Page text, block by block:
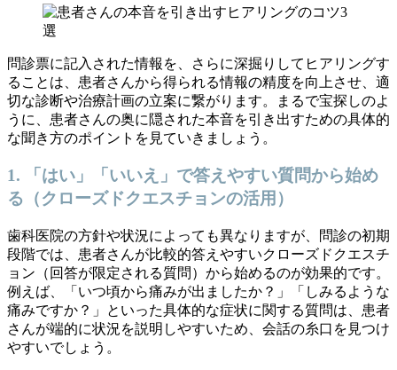
問診票に記入された情報を、さらに深掘りしてヒアリングす
ることは、患者さんから得られる情報の精度を向上させ、適
切な診断や治療計画の立案に繋がります。まるで宝探しのよ
うに、患者さんの奥に隠された本音を引き出すための具体的
な聞き方のポイントを見ていきましょう。
1. 「はい」「いいえ」で答えやすい質問から始め
る（クローズドクエスチョンの活用）
歯科医院の方針や状況によっても異なりますが、問診の初期
段階では、患者さんが比較的答えやすいクローズドクエスチ
ョン（回答が限定される質問）から始めるのが効果的です。
例えば、「いつ頃から痛みが出ましたか？」「しみるような
痛みですか？」といった具体的な症状に関する質問は、患者
さんが端的に状況を説明しやすいため、会話の糸口を見つけ
やすいでしょう。